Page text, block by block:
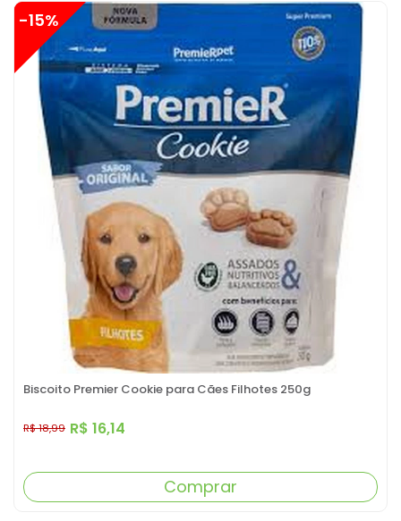
Biscoito Premier Cookie para Cães Filhotes 250g
R$ 16,14
R$ 18,99
-15%
Comprar